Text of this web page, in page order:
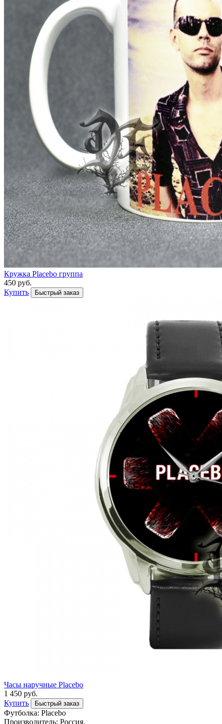
Кружка Placebo группа
450 руб.
Купить
Быстрый заказ
Часы наручные Placebo
1 450 руб.
Купить
Быстрый заказ
Футболка: Placebo
Производитель: Россия.